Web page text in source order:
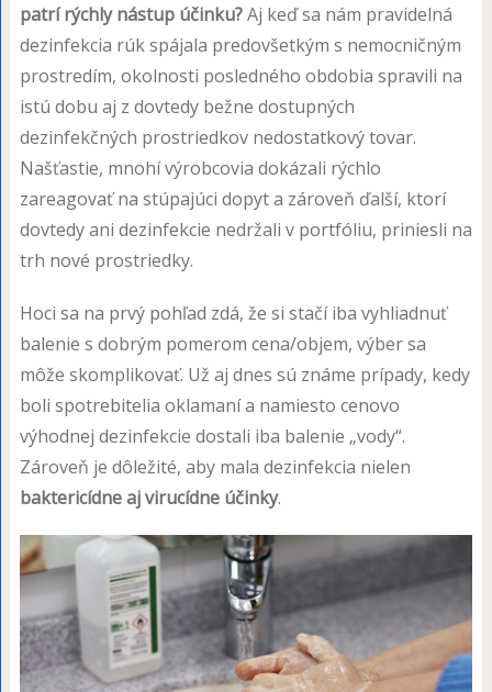
patrí rýchly nástup účinku?Aj keď sa nám pravidelná
dezinfekcia rúk spájala predovšetkým s nemocničným
prostredím, okolnosti posledného obdobia spravili na
istú dobu aj z dovtedy bežne dostupných
dezinfekčných prostriedkov nedostatkový tovar.
Našťastie, mnohí výrobcovia dokázali rýchlo
zareagovať na stúpajúci dopyt a zároveň ďalší, ktorí
dovtedy ani dezinfekcie nedržali v portfóliu, priniesli na
trh nové prostriedky.
Hoci sa na prvý pohľad zdá, že si stačí iba vyhliadnuť
balenie s dobrým pomerom cena/objem, výber sa
môže skomplikovať. Už aj dnes sú známe prípady, kedy
boli spotrebitelia oklamaní a namiesto cenovo
výhodnej dezinfekcie dostali iba balenie „vody“.
Zároveň je dôležité, aby mala dezinfekcia nielen
baktericídne aj virucídne účinky.